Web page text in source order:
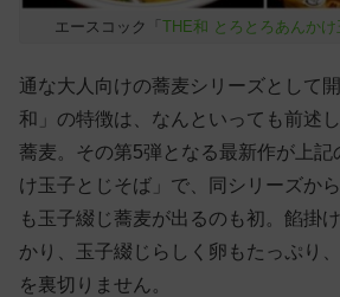
エースコック「THE和 とろとろあんか
通な大人向けの蕎麦シリーズとして
和」の特徴は、なんといっても前述
蕎麦。その第5弾となる最新作が上記
け玉子とじそば」で、同シリーズか
も玉子綴じ蕎麦が出るのも初。餡掛
かり、玉子綴じらしく卵もたっぷり
を裏切りません。